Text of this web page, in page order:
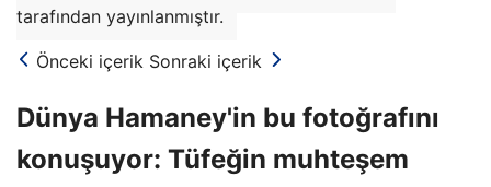
tarafından yayınlanmıştır.
Önceki içerik Sonraki içerik
Dünya Hamaney'in bu fotoğrafını
konuşuyor: Tüfeğin muhteşem